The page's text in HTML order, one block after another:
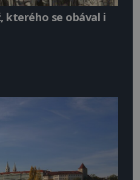
kterého se obával i